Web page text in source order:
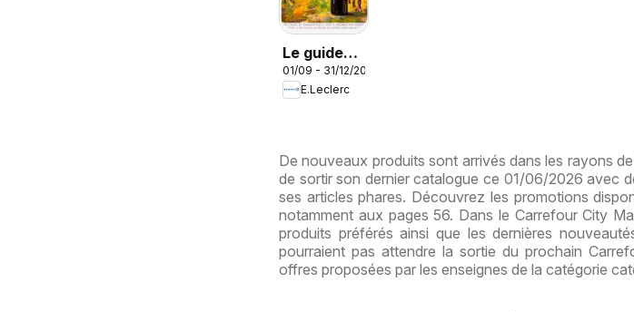
Le guide
des vins
01/09 - 31/12/2026
E.Leclerc
De nouveaux produits sont arrivés dans les rayons
de sortir son dernier catalogue ce 01/06/2026 avec
ses articles phares. Découvrez les promotions
notamment aux pages 56. Dans le Carrefour City
produits préférés ainsi que les dernières
pourraient pas attendre la sortie du prochain
offres proposées par les enseignes de la catégorie